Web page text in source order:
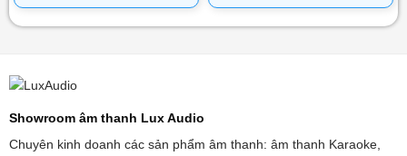
Showroom âm thanh Lux Audio
Chuyên kinh doanh các sản phẩm âm thanh: âm thanh Karaoke,